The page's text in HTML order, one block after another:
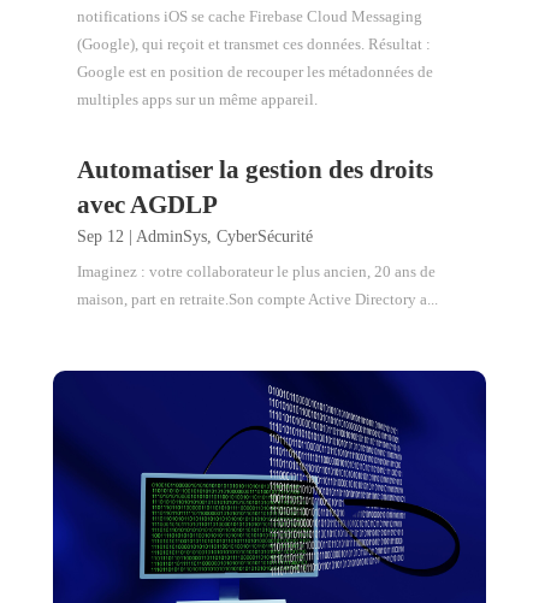
notifications iOS se cache Firebase Cloud Messaging
(Google), qui reçoit et transmet ces données. Résultat :
Google est en position de recouper les métadonnées de
multiples apps sur un même appareil.
Automatiser la gestion des droits
avec AGDLP
Sep 12| AdminSys, CyberSécurité
Imaginez : votre collaborateur le plus ancien, 20 ans de
maison, part en retraite.Son compte Active Directory a...